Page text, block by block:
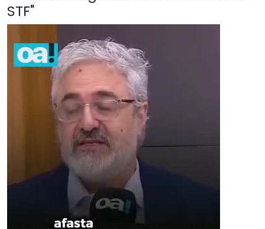
STF"